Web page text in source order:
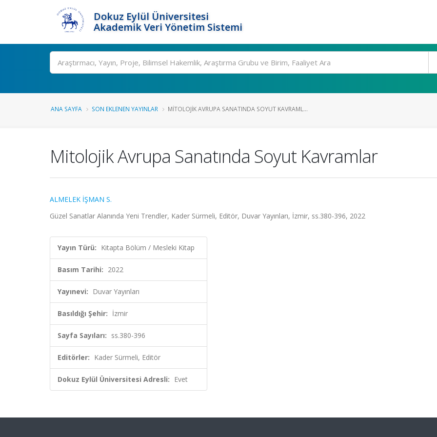
Dokuz Eylül Üniversitesi
Akademik Veri Yönetim Sistemi
Ara
ANA SAYFA SON EKLENEN YAYINLAR MITOLOJIK AVRUPA SANATINDA SOYUT KAVRAML...
Mitolojik Avrupa Sanatında Soyut Kavramlar
ALMELEK İŞMAN S.
Güzel Sanatlar Alanında Yeni Trendler, Kader Sürmeli, Editör, Duvar Yayınları, İzmir, ss.380-396, 2022
Yayın Türü: Kitapta Bölüm / Mesleki Kitap
Basım Tarihi: 2022
Yayınevi: Duvar Yayınları
Basıldığı Şehir: İzmir
Sayfa Sayıları: ss.380-396
Editörler: Kader Sürmeli, Editör
Dokuz Eylül Üniversitesi Adresli: Evet